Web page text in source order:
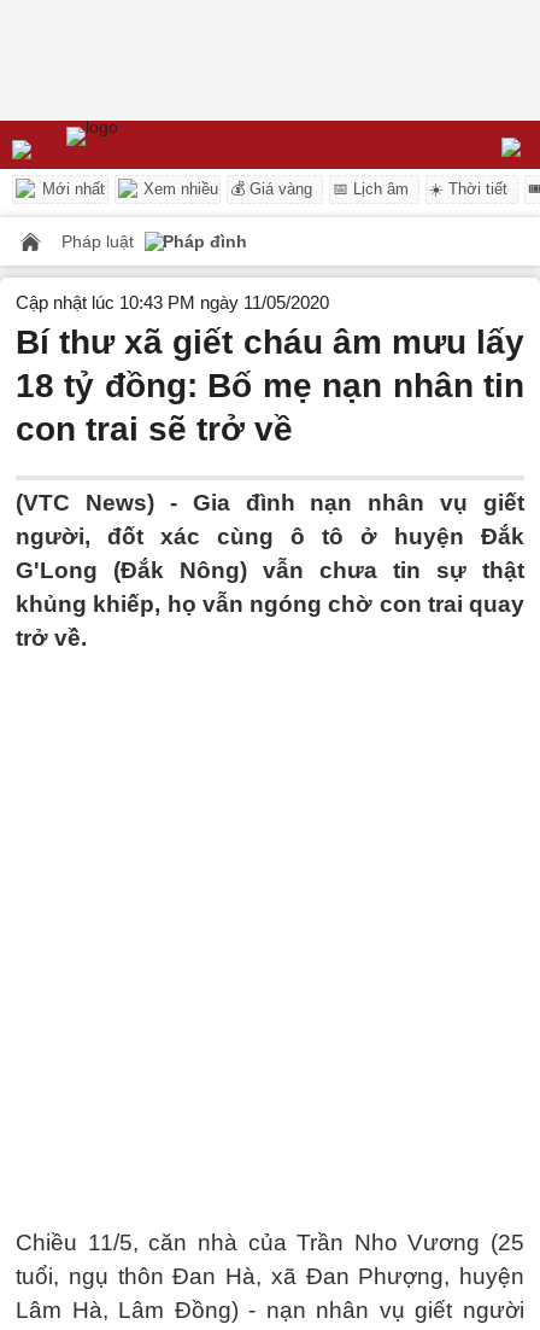
Mới nhất Xem nhiều 💰 Giá vàng 📅 Lịch âm ☀️ Thời tiết
Pháp luật Pháp đình
Cập nhật lúc 10:43 PM ngày 11/05/2020
Bí thư xã giết cháu âm mưu lấy
18 tỷ đồng: Bố mẹ nạn nhân tin
con trai sẽ trở về
(VTC News) - Gia đình nạn nhân vụ giết
người, đốt xác cùng ô tô ở huyện Đắk
G'Long (Đắk Nông) vẫn chưa tin sự thật
khủng khiếp, họ vẫn ngóng chờ con trai quay
trở về.
Chiều 11/5, căn nhà của Trần Nho Vương (25
tuổi, ngụ thôn Đan Hà, xã Đan Phượng, huyện
Lâm Hà, Lâm Đồng) - nạn nhân vụ giết người